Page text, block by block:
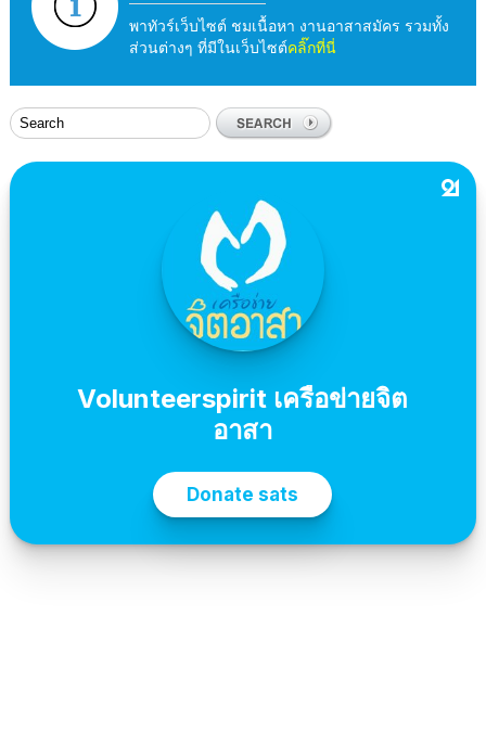
พาทัวร์เว็บไซต์ ชมเนื้อหา งานอาสาสมัคร รวมทั้ง
ส่วนต่างๆ ที่มีในเว็บไซต์คลิ๊กที่นี่